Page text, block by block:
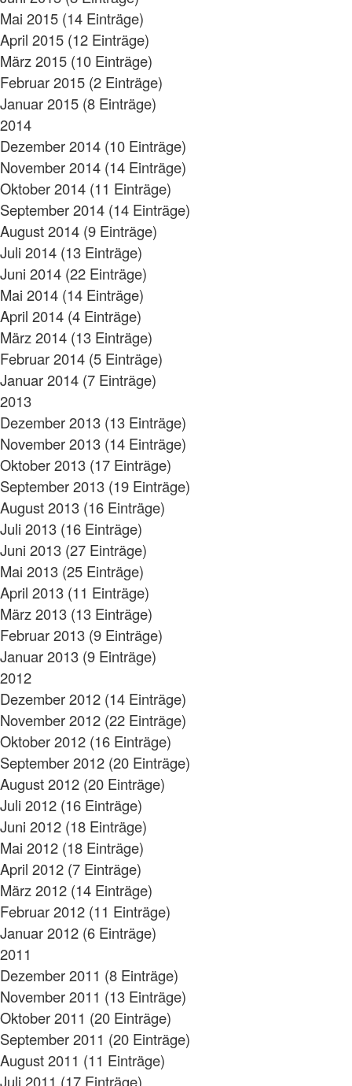
Mai 2015 (14 Einträge)
April 2015 (12 Einträge)
März 2015 (10 Einträge)
Februar 2015 (2 Einträge)
Januar 2015 (8 Einträge)
2014
Dezember 2014 (10 Einträge)
November 2014 (14 Einträge)
Oktober 2014 (11 Einträge)
September 2014 (14 Einträge)
August 2014 (9 Einträge)
Juli 2014 (13 Einträge)
Juni 2014 (22 Einträge)
Mai 2014 (14 Einträge)
April 2014 (4 Einträge)
März 2014 (13 Einträge)
Februar 2014 (5 Einträge)
Januar 2014 (7 Einträge)
2013
Dezember 2013 (13 Einträge)
November 2013 (14 Einträge)
Oktober 2013 (17 Einträge)
September 2013 (19 Einträge)
August 2013 (16 Einträge)
Juli 2013 (16 Einträge)
Juni 2013 (27 Einträge)
Mai 2013 (25 Einträge)
April 2013 (11 Einträge)
März 2013 (13 Einträge)
Februar 2013 (9 Einträge)
Januar 2013 (9 Einträge)
2012
Dezember 2012 (14 Einträge)
November 2012 (22 Einträge)
Oktober 2012 (16 Einträge)
September 2012 (20 Einträge)
August 2012 (20 Einträge)
Juli 2012 (16 Einträge)
Juni 2012 (18 Einträge)
Mai 2012 (18 Einträge)
April 2012 (7 Einträge)
März 2012 (14 Einträge)
Februar 2012 (11 Einträge)
Januar 2012 (6 Einträge)
2011
Dezember 2011 (8 Einträge)
November 2011 (13 Einträge)
Oktober 2011 (20 Einträge)
September 2011 (20 Einträge)
August 2011 (11 Einträge)
Juli 2011 (17 Einträge)